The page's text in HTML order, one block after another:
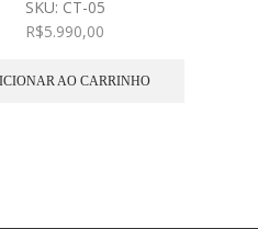
SKU: CT-05
R$5.990,00
AO CARRINHO